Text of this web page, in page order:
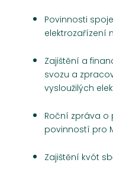
Povinnosti
elektrozařízení
Zajištění a
svozu a
vysloužilých
Roční zpráva o
povinností pro
Zajištění kvót